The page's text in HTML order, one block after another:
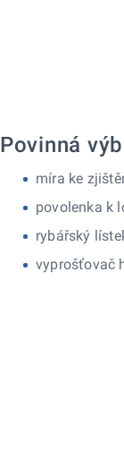
Povinná
míra ke
povolenka k
rybářský
vyprošťovač